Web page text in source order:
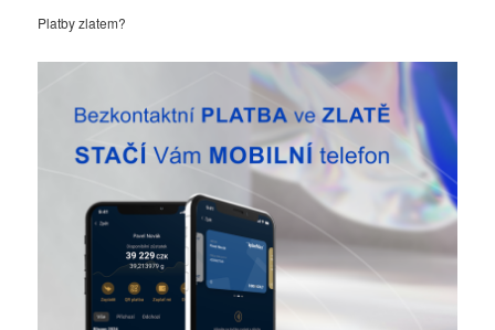
Platby zlatem?